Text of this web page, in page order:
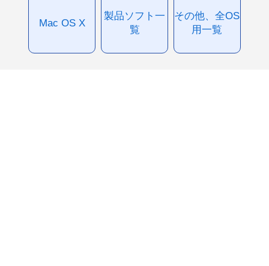
Mac OS X
製品ソフト一
覧
その他、全OS
用一覧